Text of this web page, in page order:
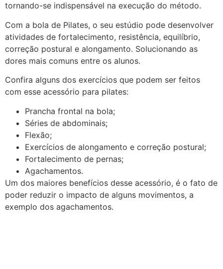
tornando-se indispensável na execução do método.
Com a bola de Pilates, o seu estúdio pode desenvolver
atividades de fortalecimento, resistência, equilíbrio,
correção postural e alongamento. Solucionando as
dores mais comuns entre os alunos.
Confira alguns dos exercícios que podem ser feitos
com esse acessório para pilates:
Prancha frontal na bola;
Séries de abdominais;
Flexão;
Exercícios de alongamento e correção postural;
Fortalecimento de pernas;
Agachamentos.
Um dos maiores benefícios desse acessório, é o fato de
poder reduzir o impacto de alguns movimentos, a
exemplo dos agachamentos.